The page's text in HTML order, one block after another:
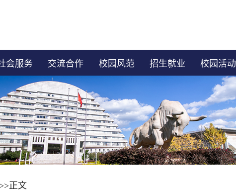
会服务 交流合作 校园风范 招生就业 校园活动
>>正文